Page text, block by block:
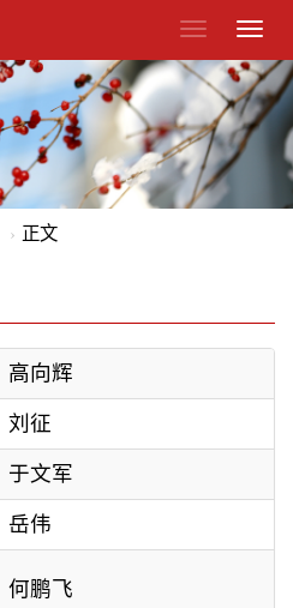
正文
高向辉
刘征
于文军
岳伟
何鹏飞